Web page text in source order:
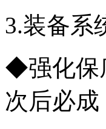
3.装备系
◆强化保
次后必成